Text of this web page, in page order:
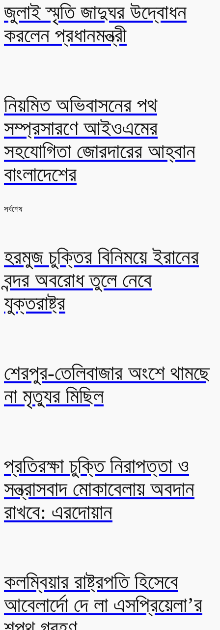
জুলাই স্মৃতি জাদুঘর উদ্বোধন
করলেন প্রধানমন্ত্রী
নিয়মিত অভিবাসনের পথ
সম্প্রসারণে আইওএমের
সহযোগিতা জোরদারের আহ্বান
বাংলাদেশের
সর্বশেষ
হরমুজ চুক্তির বিনিময়ে ইরানের
বন্দর অবরোধ তুলে নেবে
যুক্তরাষ্ট্র
শেরপুর-তেলিবাজার অংশে থামছে
না মৃত্যুর মিছিল
প্রতিরক্ষা চুক্তি নিরাপত্তা ও
সন্ত্রাসবাদ মোকাবেলায় অবদান
রাখবে: এরদোয়ান
কলম্বিয়ার রাষ্ট্রপতি হিসেবে
আবেলার্দো দে লা এসপ্রিয়েলা’র